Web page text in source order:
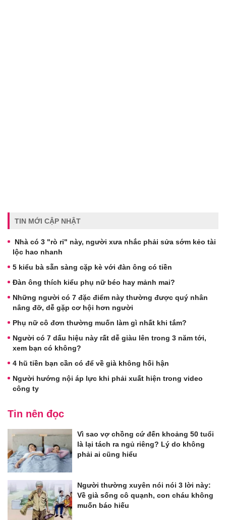
TIN MỚI CẬP NHẬT
Nhà có 3 "rò rỉ" này, người xưa nhắc phải sửa sớm kẻo tài
lộc hao nhanh
5 kiểu bà sẵn sàng cặp kè với đàn ông có tiền
Đàn ông thích kiểu phụ nữ béo hay mảnh mai?
Những người có 7 đặc điểm này thường được quý nhân
nâng đỡ, dễ gặp cơ hội hơn người
Phụ nữ cô đơn thường muốn làm gì nhất khi tắm?
Người có 7 dấu hiệu này rất dễ giàu lên trong 3 năm tới,
xem bạn có không?
4 hũ tiền bạn cần có để về già không hối hận
Người hướng nội áp lực khi phải xuất hiện trong video
công ty
Tin nên đọc
Vì sao vợ chồng cứ đến khoảng 50 tuổi
là lại tách ra ngủ riêng? Lý do không
phải ai cũng hiểu
Người thường xuyên nói nói 3 lời này:
Về già sống cô quạnh, con cháu không
muốn báo hiếu